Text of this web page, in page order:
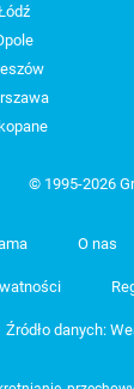
© 1995-2026
O nas
Źródło danych: